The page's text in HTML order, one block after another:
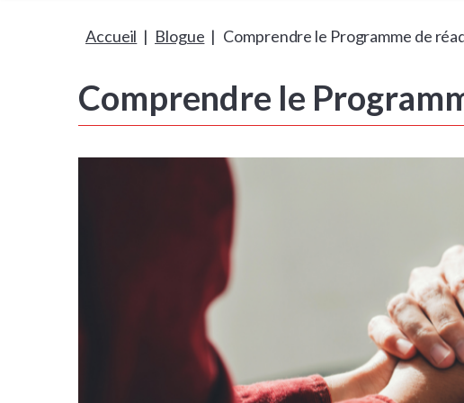
Accueil | Blogue | Comprendre le Programme de
Comprendre le